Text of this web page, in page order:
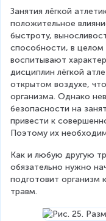
Занятия лёгкой
положительное
быстроту,
способности, в целом
воспитывают
дисциплин лёгкой
открытом воздухе,
организма. Однако
безопасности на
привести к
Поэтому их
Как и любую другую
обязательно нужно
подготовит организм
травм.